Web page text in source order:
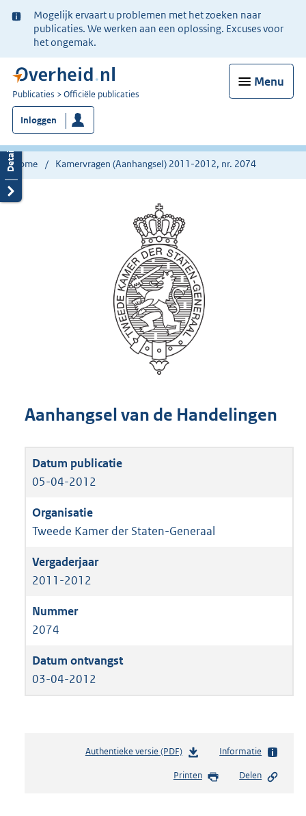
Ter
informatie:
Mogelijk ervaart u problemen met het zoeken naar
publicaties. We werken aan een oplossing. Excuses voor
het ongemak.
Menu
U
bent
nu
hier:
Publicaties Officiële publicaties
Inloggen
Home Kamervragen (Aanhangsel) 2011-2012, nr. 2074
Aanhangsel van de Handelingen
05-04-2012
Tweede Kamer der Staten-Generaal
2011-2012
2074
03-04-2012
Authentieke versie (PDF)b
s
Informatie
Printen Delen